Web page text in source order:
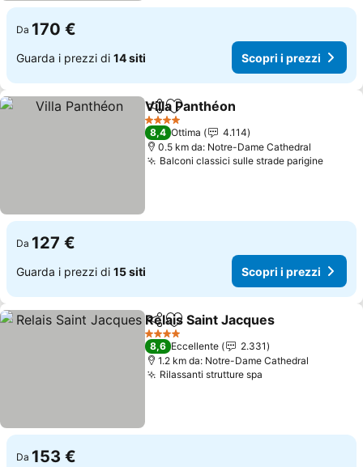
Da 170 €
Guarda i prezzi di 14 siti Scopri i prezzi
CondividiAggiungi ai preferiti
Villa Panthéon
4 Stelle
8,4 Ottima
4.114
0.5 km da: Notre-Dame Cathedral
Balconi classici sulle strade parigine
Da 127 €
Guarda i prezzi di 15 siti Scopri i prezzi
CondividiAggiungi ai preferiti
Relais Saint Jacques
4 Stelle
8,6 Eccellente
2.331
1.2 km da: Notre-Dame Cathedral
Rilassanti strutture spa
Da 153 €